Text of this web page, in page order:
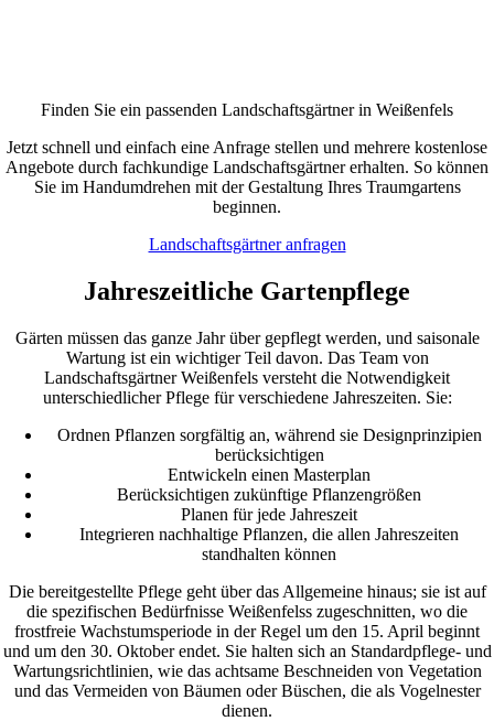
Finden Sie ein passenden Landschaftsgärtner in Weißenfels
Jetzt schnell und einfach eine Anfrage stellen und mehrere kostenlose
Angebote durch fachkundige Landschaftsgärtner erhalten. So können
Sie im Handumdrehen mit der Gestaltung Ihres Traumgartens
beginnen.
Landschaftsgärtner anfragen
Jahreszeitliche Gartenpflege
Gärten müssen das ganze Jahr über gepflegt werden, und saisonale
Wartung ist ein wichtiger Teil davon. Das Team von
Landschaftsgärtner Weißenfels versteht die Notwendigkeit
unterschiedlicher Pflege für verschiedene Jahreszeiten. Sie:
Ordnen Pflanzen sorgfältig an, während sie Designprinzipien
berücksichtigen
Entwickeln einen Masterplan
Berücksichtigen zukünftige Pflanzengrößen
Planen für jede Jahreszeit
Integrieren nachhaltige Pflanzen, die allen Jahreszeiten
standhalten können
Die bereitgestellte Pflege geht über das Allgemeine hinaus; sie ist auf
die spezifischen Bedürfnisse Weißenfelss zugeschnitten, wo die
frostfreie Wachstumsperiode in der Regel um den 15. April beginnt
und um den 30. Oktober endet. Sie halten sich an Standardpflege- und
Wartungsrichtlinien, wie das achtsame Beschneiden von Vegetation
und das Vermeiden von Bäumen oder Büschen, die als Vogelnester
dienen.